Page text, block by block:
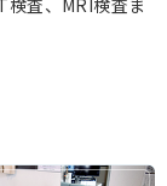
検査、MRI検査ま